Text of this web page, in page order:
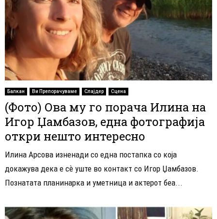
Балкан Ви Препорачуваме Слајдер Сцена
(Фото) Ова му го порача Илина на
Игор Џамбазов, една фотографија
откри нешто интересно
Илина Арсова изненади со една постапка со која
докажува дека е сѐ уште во контакт со Игор Џамбазов.
Познатата планинарка и уметница и актерот беа...